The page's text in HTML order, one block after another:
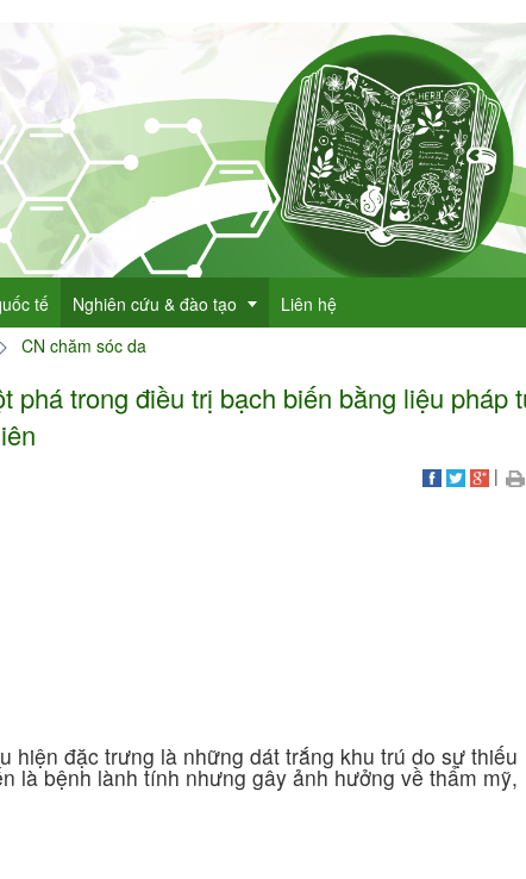
tế Nghiên cứu & đào tạo
Dự án KHCN
Liên hệ
CN chăm sóc da
phá trong điều trị bạch biến bằng liệu pháp
|
hiện đặc trưng là những dát trắng khu trú do sự thiếu
là bệnh lành tính nhưng gây ảnh hưởng về thẩm mỹ,